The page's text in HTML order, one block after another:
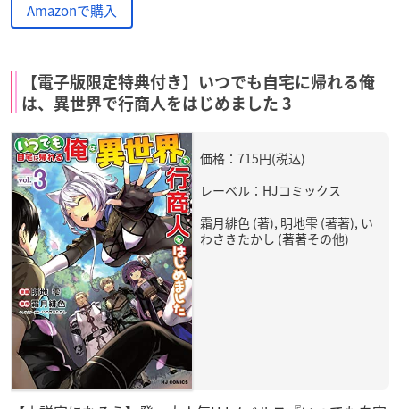
Amazonで購入
【電子版限定特典付き】いつでも自宅に帰れる俺
は、異世界で行商人をはじめました 3
価格：715円(税込)
レーベル：HJコミックス
霜月緋色 (著), 明地雫 (著著), い
わさきたかし (著著その他)